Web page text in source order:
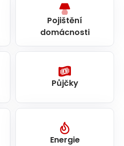
Pojištění
domácnosti
Půjčky
Energie